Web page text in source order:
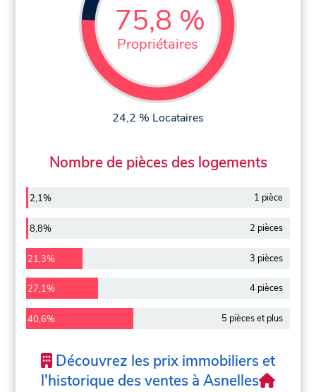
75,8 %
Propriétaires
24,2 % Locataires
Nombre de pièces des logements
2,1% 1 pièce
8,8% 2 pièces
21,3% 3 pièces
27,1% 4 pièces
40,6% 5 pièces et plus
Découvrez les prix immobiliers et
l'historique des ventes à Asnelles